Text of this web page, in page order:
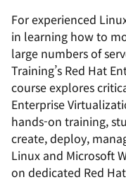
For experienced
in learning how to
large numbers of
Training’s Red Hat
course explores
Enterprise
hands-on training,
create, deploy,
Linux and Microsoft
on dedicated Red